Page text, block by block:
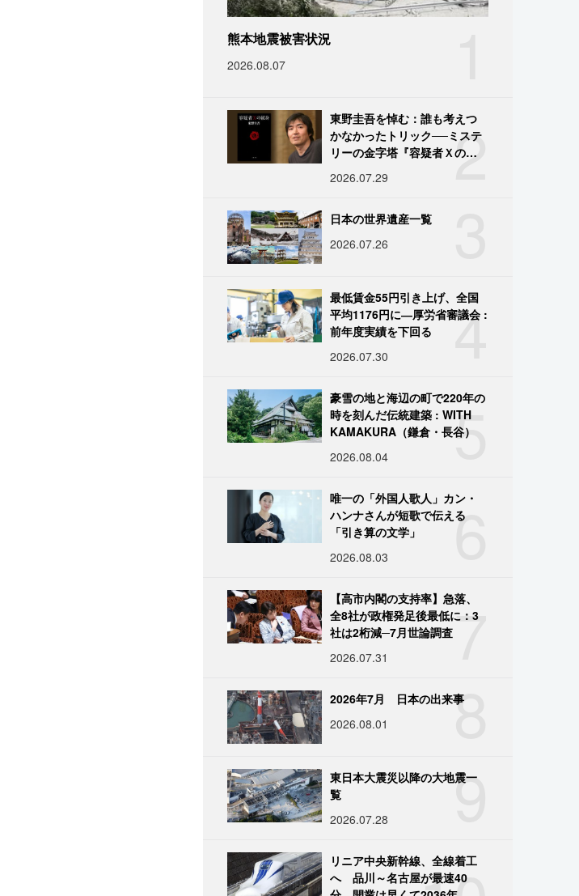
熊本地震被害状況
2026.08.07
2
東野圭吾を悼む：誰も考えつ
かなかったトリック──ミステ
リーの金字塔『容疑者Ｘの献
2026.07.29
日本の世界遺産一覧
2026.07.26
4
最低賃金55円引き上げ、全国
平均1176円に―厚労省審議会 :
前年度実績を下回る
2026.07.30
5
豪雪の地と海辺の町で220年の
時を刻んだ伝統建築 : WITH
KAMAKURA（鎌倉・長谷）
2026.08.04
6
唯一の「外国人歌人」カン・
ハンナさんが短歌で伝える
「引き算の文学」
2026.08.03
7
【高市内閣の支持率】急落、
全8社が政権発足後最低に：3
社は2桁減─7月世論調査
2026.07.31
8
2026年7月 日本の出来事
2026.08.01
9
東日本大震災以降の大地震一
覧
2026.07.28
リニア中央新幹線、全線着工
へ 品川～名古屋が最速40